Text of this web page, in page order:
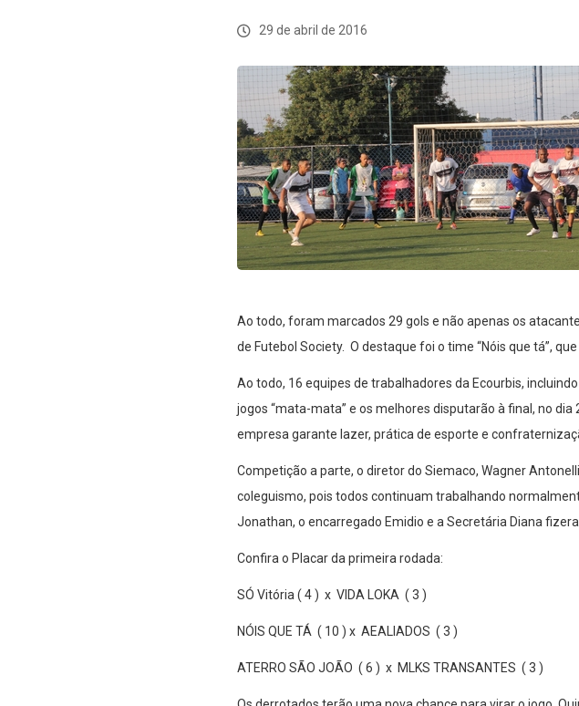
29 de abril de 2016
Ao todo, foram marcados 29 gols e não apenas os
de Futebol Society. O destaque foi o time “Nóis que tá”,
Ao todo, 16 equipes de trabalhadores da Ecourbis,
jogos “mata-mata” e os melhores disputarão à final, no
empresa garante lazer, prática de esporte e
Competição a parte, o diretor do Siemaco, Wagner
coleguismo, pois todos continuam trabalhando
Jonathan, o encarregado Emidio e a Secretária Diana
Confira o Placar da primeira rodada:
SÓ Vitória ( 4 ) x VIDA LOKA ( 3 )
NÓIS QUE TÁ ( 10 ) x AEALIADOS ( 3 )
ATERRO SÃO JOÃO ( 6 ) x MLKS TRANSANTES ( 3 )